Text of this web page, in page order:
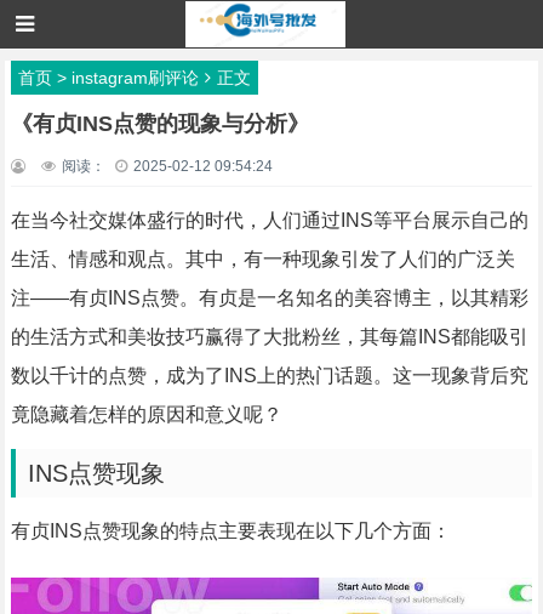
首页> instagram刷评论 正文
《有贞INS点赞的现象与分析》
阅读： 2025-02-12 09:54:24
在当今社交媒体盛行的时代，人们通过INS等平台展示自己的
生活、情感和观点。其中，有一种现象引发了人们的广泛关
注——有贞INS点赞。有贞是一名知名的美容博主，以其精彩
的生活方式和美妆技巧赢得了大批粉丝，其每篇INS都能吸引
数以千计的点赞，成为了INS上的热门话题。这一现象背后究
竟隐藏着怎样的原因和意义呢？
INS点赞现象
有贞INS点赞现象的特点主要表现在以下几个方面：